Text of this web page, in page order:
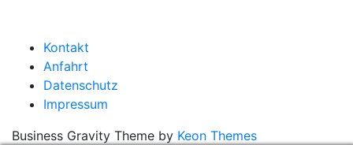
Kontakt
Anfahrt
Datenschutz
Impressum
Business Gravity Theme by Keon Themes